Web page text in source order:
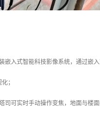
入式智能科技影像系统，通过嵌
；
可实时手动操作变焦，地面与楼